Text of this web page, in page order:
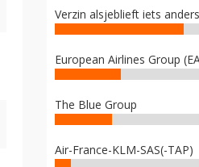
Verzin alsjeblieft iets anders
European Airlines Group
The Blue Group
Air-France-KLM-SAS(-TAP)